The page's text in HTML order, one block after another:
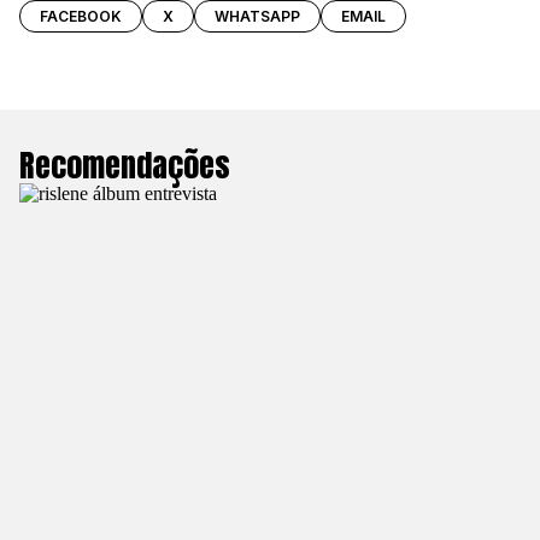
FACEBOOK X WHATSAPP EMAIL
Recomendações